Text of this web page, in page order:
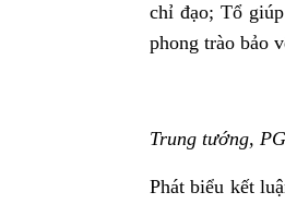
chỉ đạo; Tổ
phong trào bảo
Trung tướng,
Phát biểu kết